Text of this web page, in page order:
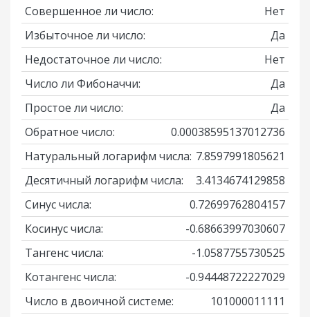
Совершенное ли число:
Нет
Избыточное ли число:
Да
Недостаточное ли число:
Нет
Число ли Фибоначчи:
Да
Простое ли число:
Да
Обратное число:
0.00038595137012736
Натуральный логарифм числа: 7.8597991805621
Десятичный логарифм числа:
3.4134674129858
Синус числа:
0.72699762804157
Косинус числа:
-0.68663997030607
Тангенс числа:
-1.0587755730525
Котангенс числа:
-0.94448722227029
Число в двоичной системе:
101000011111